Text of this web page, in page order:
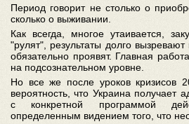
Период говорит не столько о
сколько о выживании.
Как всегда, многое утаивается,
"рулят", результаты долго
обязательно проявят. Главная
на подсознательном уровне.
Но все же после уроков кризисов
вероятность, что Украина получает
с конкретной программой
определенным видением того, что